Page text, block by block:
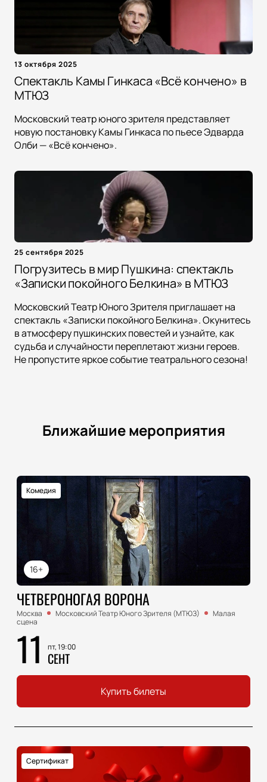
13 октября 2025
Спектакль Камы Гинкаса «Всё кончено» в
МТЮЗ
Московский театр юного зрителя представляет
новую постановку Камы Гинкаса по пьесе Эдварда
Олби — «Всё кончено».
25 сентября 2025
Погрузитесь в мир Пушкина: спектакль
«Записки покойного Белкина» в МТЮЗ
Московский Театр Юного Зрителя приглашает на
спектакль «Записки покойного Белкина». Окунитесь
в атмосферу пушкинских повестей и узнайте, как
судьба и случайности переплетают жизни героев.
Не пропустите яркое событие театрального сезона!
Ближайшие мероприятия
16+
Комедия
ЧЕТВЕРОНОГАЯ ВОРОНА
Москва Московский Театр Юного Зрителя (МТЮЗ)
Малая
сцена
11 пт, 19:00
СЕНТ
Купить билеты
Сертификат